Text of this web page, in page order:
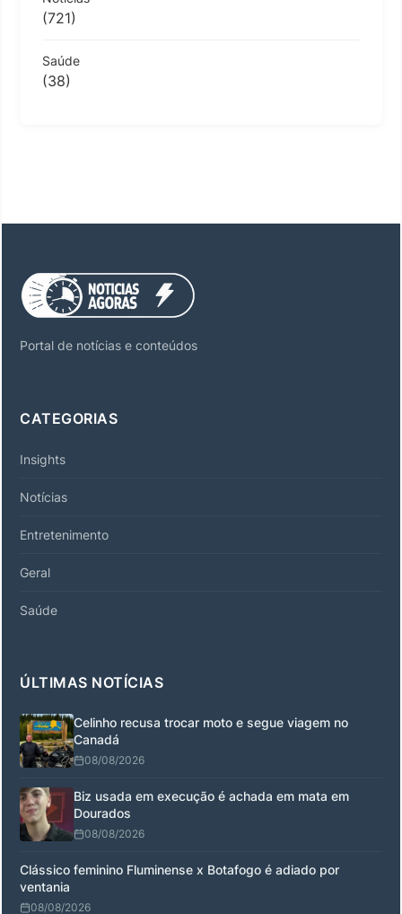
(721)
Saúde
(38)
Portal de notícias e conteúdos
CATEGORIAS
Insights
Notícias
Entretenimento
Geral
Saúde
ÚLTIMAS NOTÍCIAS
Celinho recusa trocar moto e segue viagem no
Canadá
08/08/2026
Biz usada em execução é achada em mata em
Dourados
08/08/2026
Clássico feminino Fluminense x Botafogo é adiado por
ventania
08/08/2026